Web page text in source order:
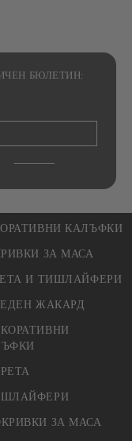
БЮЛЕТИН:
КАЛЪФКИ
ЗА МАСА
И ТИШЛАЙФЕРИ
ЖАКАРД
ЗА МАСА